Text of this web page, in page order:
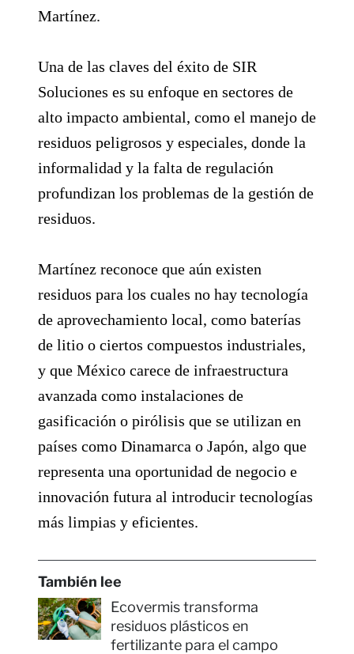
Martínez.
Una de las claves del éxito de SIR
Soluciones es su enfoque en sectores de
alto impacto ambiental, como el manejo de
residuos peligrosos y especiales, donde la
informalidad y la falta de regulación
profundizan los problemas de la gestión de
residuos.
Martínez reconoce que aún existen
residuos para los cuales no hay tecnología
de aprovechamiento local, como baterías
de litio o ciertos compuestos industriales,
y que México carece de infraestructura
avanzada como instalaciones de
gasificación o pirólisis que se utilizan en
países como Dinamarca o Japón, algo que
representa una oportunidad de negocio e
innovación futura al introducir tecnologías
más limpias y eficientes.
También lee
Ecovermis transforma
residuos plásticos en
fertilizante para el campo